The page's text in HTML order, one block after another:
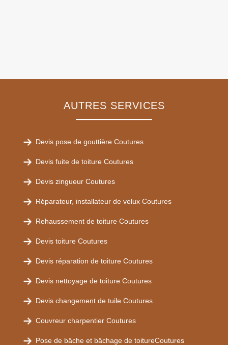
AUTRES SERVICES
Devis pose de gouttière Coutures
Devis fuite de toiture Coutures
Devis zingueur Coutures
Réparateur, installateur de velux Coutures
Rehaussement de toiture Coutures
Devis toiture Coutures
Devis réparation de toiture Coutures
Devis nettoyage de toiture Coutures
Devis changement de tuile Coutures
Couvreur charpentier Coutures
Pose de bâche et bâchage de toitureCoutures